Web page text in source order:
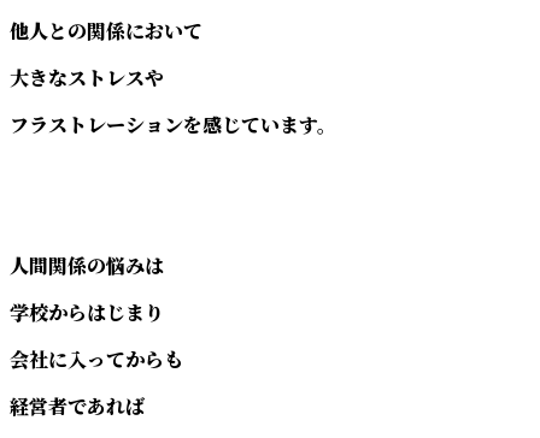
他人との関係において
大きなストレスや
フラストレーションを感じています。
人間関係の悩みは
学校からはじまり
会社に入ってからも
経営者であれば